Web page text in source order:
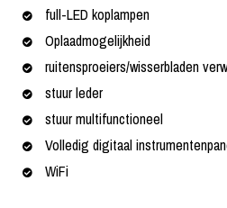
full-LED koplampen
Oplaadmogelijkheid
ruitensproeiers/wisserbladen
stuur leder
stuur multifunctioneel
Volledig digitaal
WiFi